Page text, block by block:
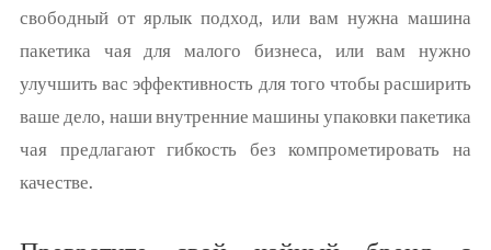
свободный от ярлык подход, или вам нужна машина
пакетика чая для малого бизнеса, или вам нужно
улучшить вас эффективность для того чтобы расширить
ваше дело, наши внутренние машины упаковки пакетика
чая предлагают гибкость без компрометировать на
качестве.